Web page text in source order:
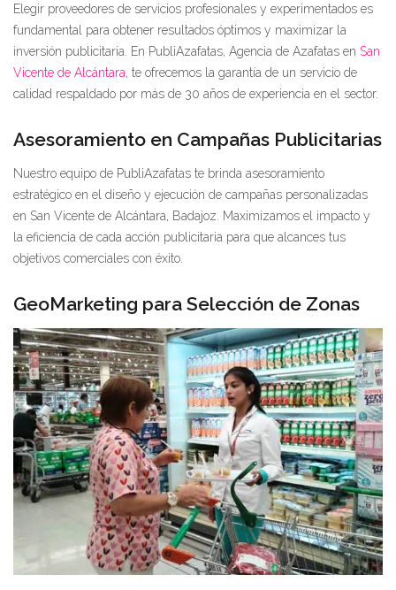
Elegir proveedores de servicios profesionales y experimentados es
fundamental para obtener resultados óptimos y maximizar la
inversión publicitaria. En PubliAzafatas, Agencia de Azafatas en San
Vicente de Alcántara , te ofrecemos la garantía de un servicio de
calidad respaldado por más de 30 años de experiencia en el sector.
Asesoramiento en Campañas Publicitarias
Nuestro equipo de PubliAzafatas te brinda asesoramiento
estratégico en el diseño y ejecución de campañas personalizadas
en San Vicente de Alcántara, Badajoz. Maximizamos el impacto y
la eficiencia de cada acción publicitaria para que alcances tus
objetivos comerciales con éxito.
GeoMarketing para Selección de Zonas